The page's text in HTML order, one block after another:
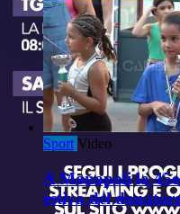
Sport Video
A Monopoli la
estiva del